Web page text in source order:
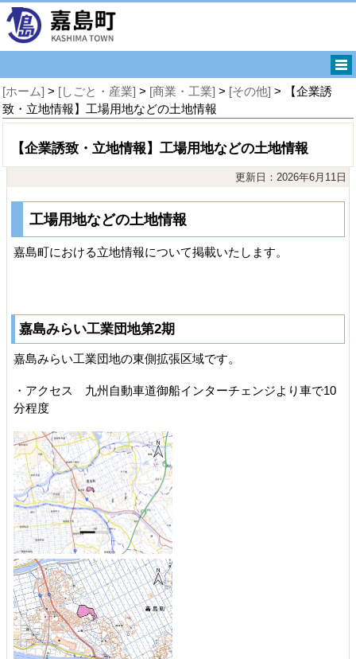
[ホーム] > [しごと・産業] > [商業・工業] > [その他] > 【企業誘
致・立地情報】工場用地などの土地情報
【企業誘致・立地情報】工場用地などの土地情報
更新日：2026年6月11日
工場用地などの土地情報
嘉島町における立地情報について掲載いたします。
嘉島みらい工業団地第2期
嘉島みらい工業団地の東側拡張区域です。
・アクセス 九州自動車道御船インターチェンジより車で10
分程度